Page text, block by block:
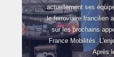
actuellement ses
le ferroviaire francilien
sur les prochains
France Mobilités.
Après